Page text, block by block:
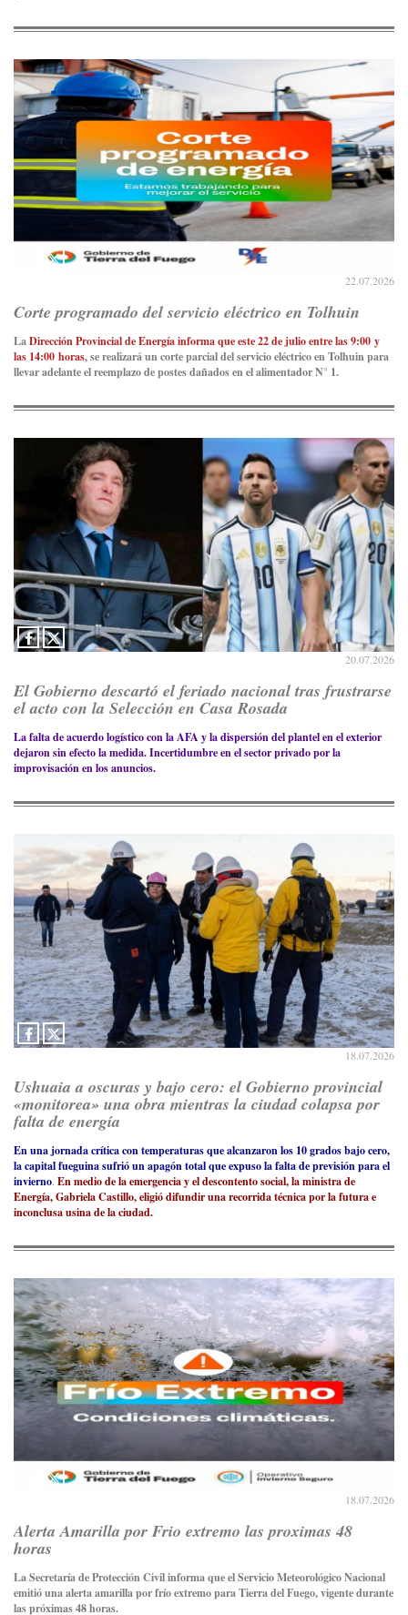
22.07.2026
Corte programado del servicio eléctrico en Tolhuin
LaDirección Provincial de Energía informa que este 22 de julio entre las 9:00 y
las 14:00 horas, se realizará un corte parcial del servicio eléctrico en Tolhuin para
llevar adelante el reemplazo de postes dañados en el alimentador N° 1.
20.07.2026
El Gobierno descartó el feriado nacional tras frustrarse
el acto con la Selección en Casa Rosada
La falta de acuerdo logístico con la AFA y la dispersión del plantel en el exterior
dejaron sin efecto la medida. Incertidumbre en el sector privado por la
improvisación en los anuncios.
18.07.2026
Ushuaia a oscuras y bajo cero: el Gobierno provincial
«monitorea» una obra mientras la ciudad colapsa por
falta de energía
En una jornada crítica con temperaturas que alcanzaron los 10 grados bajo cero,
la capital fueguina sufrió un apagón total que expuso la falta de previsión para el
invierno. En medio de la emergencia y el descontento social, la ministra de
Energía, Gabriela Castillo, eligió difundir una recorrida técnica por la futura e
inconclusa usina de la ciudad.
18.07.2026
Alerta Amarilla por Frio extremo las proximas 48
horas
La Secretaría de Protección Civil informa que el Servicio Meteorológico Nacional
emitió una alerta amarilla por frío extremo para Tierra del Fuego, vigente durante
las próximas 48 horas.